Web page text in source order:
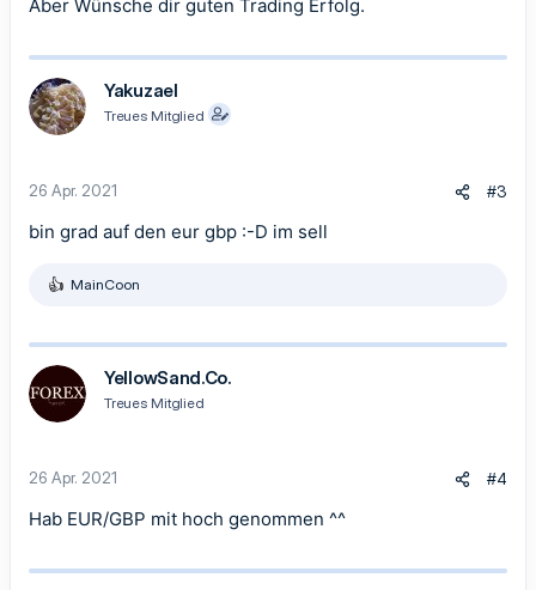
Aber Wünsche dir guten Trading Erfolg.
Yakuzael
Treues Mitglied
26 Apr. 2021 #3
bin grad auf den eur gbp :-D im sell
R
k
t
i
o
n
:
MainCoon
YellowSand.Co.
Treues Mitglied
26 Apr. 2021 #4
Hab EUR/GBP mit hoch genommen ^^